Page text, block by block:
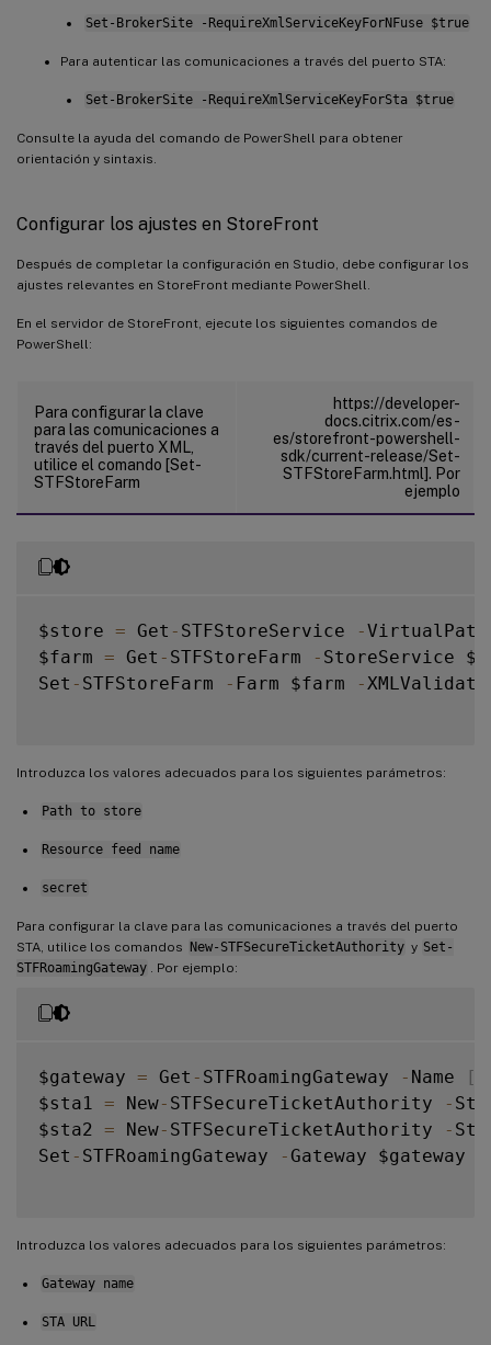
Set-BrokerSite -RequireXmlServiceKeyForNFuse $true
Para autenticar las comunicaciones a través del puerto STA:
Set-BrokerSite -RequireXmlServiceKeyForSta $true
Consulte la ayuda del comando de PowerShell para obtener
orientación y sintaxis.
Configurar los ajustes en StoreFront
Después de completar la configuración en Studio, debe configurar los
ajustes relevantes en StoreFront mediante PowerShell.
En el servidor de StoreFront, ejecute los siguientes comandos de
PowerShell:
Para configurar la clave
para las comunicaciones a
través del puerto XML,
utilice el comando [Set-
STFStoreFarm
https://developer-
docs.citrix.com/es-
es/storefront-powershell-
sdk/current-release/Set-
STFStoreFarm.html]. Por
ejemplo
$store = Get - STFStoreService -
$farm = Get - STFStoreFarm - StoreService
Set - STFStoreFarm - Farm $farm -
Introduzca los valores adecuados para los siguientes parámetros:
Path to store
Resource feed name
secret
Para configurar la clave para las comunicaciones a través del puerto
STA, utilice los comandos New-STFSecureTicketAuthority y Set-
STFRoamingGateway
. Por ejemplo:
$gateway = Get - STFRoamingGateway - Name [
$sta1 = New- STFSecureTicketAuthority -
$sta2 = New- STFSecureTicketAuthority -
Set - STFRoamingGateway - Gateway $gateway
Introduzca los valores adecuados para los siguientes parámetros:
Gateway name
STA URL